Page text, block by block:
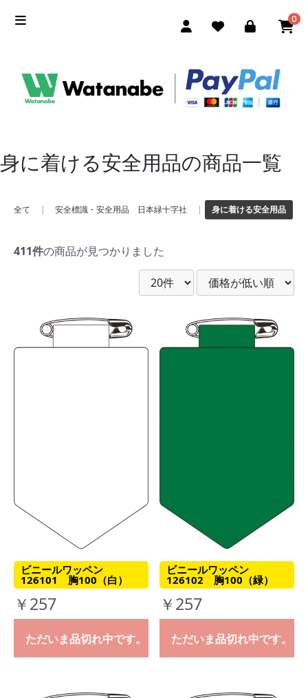
0
身に着ける安全用品の商品一覧
全て | 安全標識・安全用品 日本緑十字社 | 身に着ける安全用品
411件の商品が見つかりました
ビニールワッペン
126101 胸100（白）
￥257
ただいま品切れ中です。
ビニールワッペン
126102 胸100（緑）
￥257
ただいま品切れ中です。